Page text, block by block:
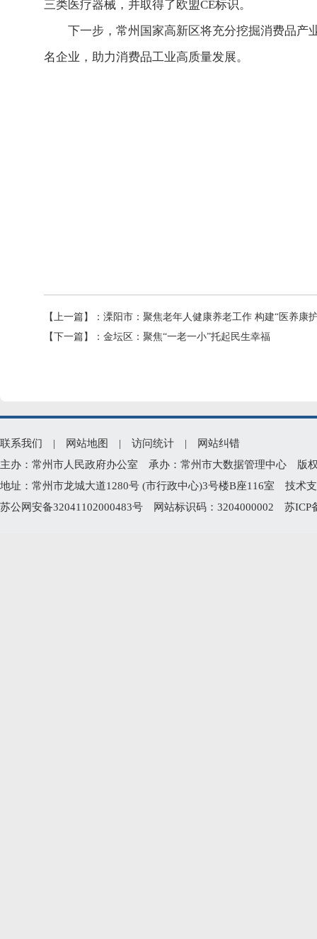
三类医疗器械，并取得了欧盟CE标识。
下一步，常州国家高新区将充分挖掘消费品产
名企业，助力消费品工业高质量发展。
【上一篇】： 溧阳市：聚焦老年人健康养老工作 构建“医养康
【下一篇】： 金坛区：聚焦“一老一小”托起民生幸福
联系我们 | 网站地图 | 访问统计 |
网站纠错
主办：常州市人民政府办公室 承办：常州市大数据管理中心 版
地址：常州市龙城大道1280号 (市行政中心)3号楼B座116室 技术
苏公网安备32041102000483号 网站标识码：3204000002 苏ICP